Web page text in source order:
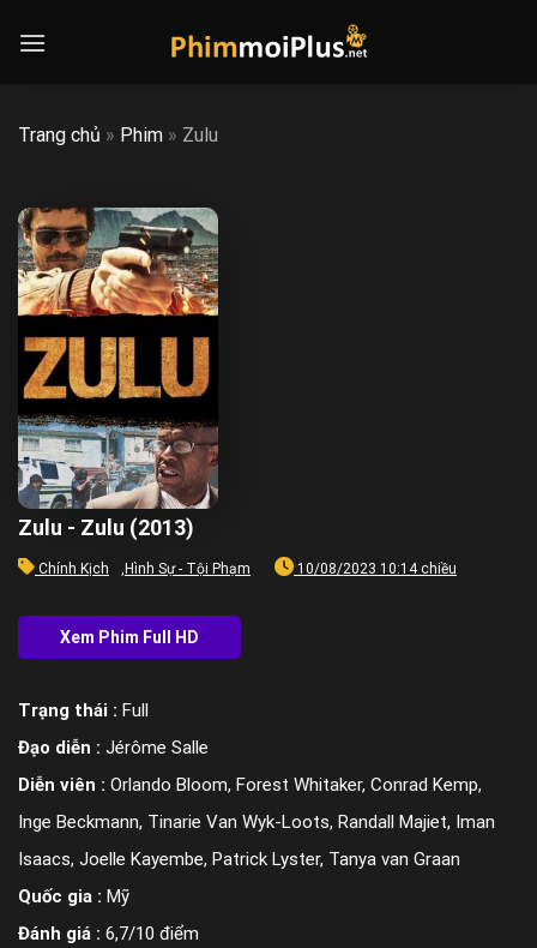
Trang chủ » Phim » Zulu
Zulu - Zulu (2013)
Chính Kịch , Hình Sự - Tội Phạm 10/08/2023 10:14 chiều
Trạng thái : Full
Đạo diễn : Jérôme Salle
Diễn viên : Orlando Bloom, Forest Whitaker, Conrad Kemp,
Inge Beckmann, Tinarie Van Wyk-Loots, Randall Majiet, Iman
Isaacs, Joelle Kayembe, Patrick Lyster, Tanya van Graan
Quốc gia : Mỹ
Đánh giá : 6,7/10 điểm